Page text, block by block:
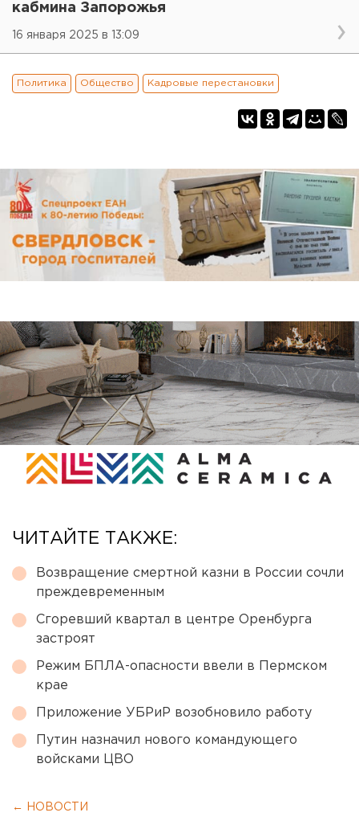
кабмина Запорожья
16 января 2025 в 13:09
Политика Общество Кадровые перестановки
ЧИТАЙТЕ ТАКЖЕ:
Возвращение смертной казни в России сочли
преждевременным
Сгоревший квартал в центре Оренбурга
застроят
Режим БПЛА-опасности ввели в Пермском
крае
Приложение УБРиР возобновило работу
Путин назначил нового командующего
войсками ЦВО
← НОВОСТИ